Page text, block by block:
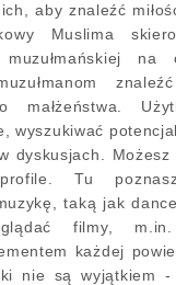
aby znaleźć
Muslima
muzułmańskiej na
małżeństwa.
wyszukiwać
dyskusjach.
profile. Tu
taką jak
filmy,
każdej
nie są wyjątkiem -